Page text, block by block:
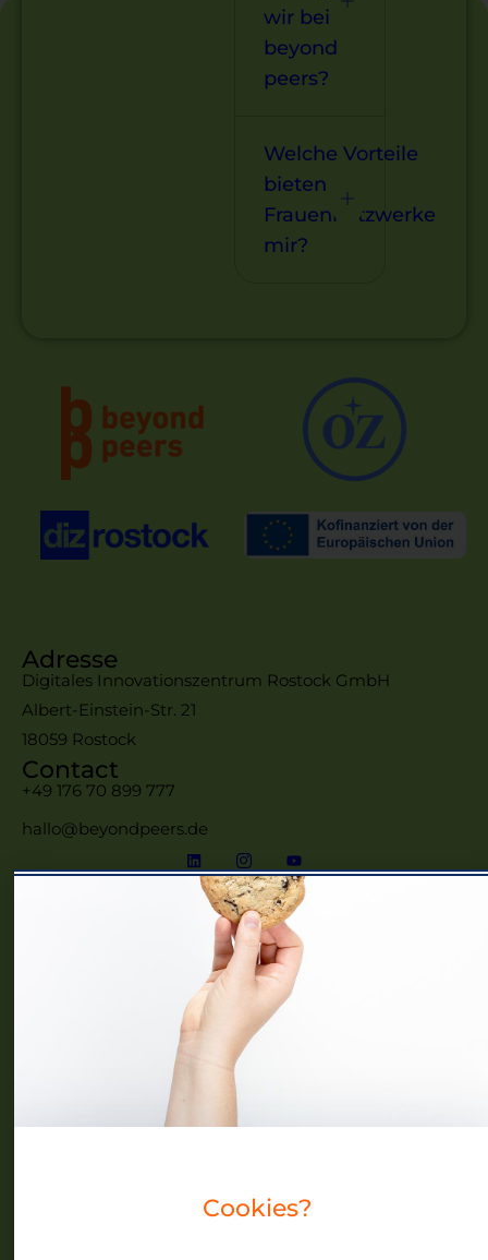
wir bei
beyond
peers?
Welche Vorteile
bieten
Frauennetzwerke
mir?
Adresse
Digitales Innovationszentrum Rostock GmbH
Albert-Einstein-Str. 21
18059 Rostock
Contact
+49 176 70 899 777
hallo@beyondpeers.de
Frauennetzwerke MV
Über uns
Cookies?